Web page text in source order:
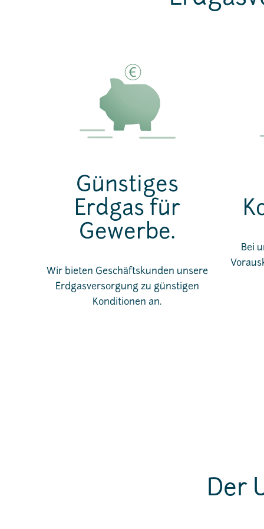
Günstiges
Erdgas für
Gewerbe.
Wir bieten Geschäftskunden unsere
Erdgasversorgung zu günstigen
Konditionen an.
Bei
Der